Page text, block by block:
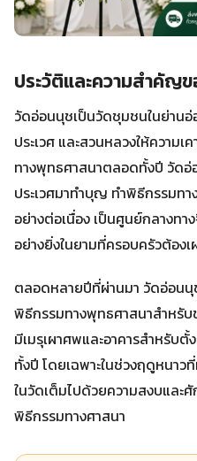
ประวัติและความสำคัญ
วัดอ่อนนุชเป็นวัดชุมชนในย่าน
ประเวศ และสวนหลวงให้ความ
ทางพุทธศาสนาตลอดทั้งปี วัดอ่
ประเวศมาทำบุญ ทำพิธีกรรมท
อย่างต่อเนื่อง เป็นศูนย์กลางท
อย่างยิ่งในยามที่ครอบครัวต้อ
ตลอดหลายปีที่ผ่านมา วัดอ่อนนุ
พิธีกรรมทางพุทธศาสนาสำหรับ
มีเมรุเผาศพและอาคารสำหรั
ทั้งปี โดยเฉพาะในช่วงฤดูหนา
ในวัดเต็มไปด้วยความสงบและ
พิธีกรรมทางศาสนา